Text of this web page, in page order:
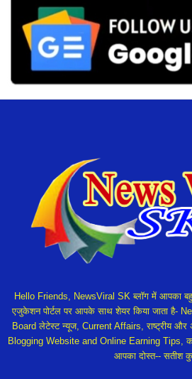
Hello Friends, NewsViral SK ब्लॉग में आपका
एजुकेशन पोर्टल पर आपके साथ शेयर किया जाता है-
Board लेटेस्ट न्यूज, Current Affairs, राष्ट्रीय और
Blogging Website and Online Earning Tips,
आपका दोस्त-- सतीश